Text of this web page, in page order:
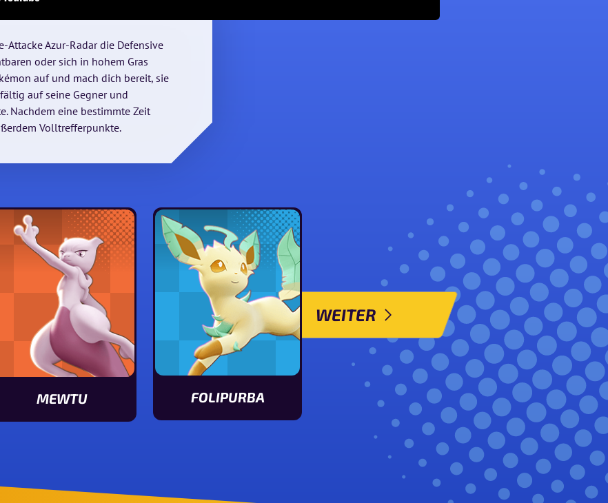
Azur-Radar die Defensive
oder sich in hohem Gras
auf und mach dich bereit, sie
auf seine Gegner und
Nachdem eine bestimmte Zeit
Volltrefferpunkte.
MEWTU
von Mewtu ansehen
WEITER
FOLIPURBA
Statuswerte von Folipurba ansehen